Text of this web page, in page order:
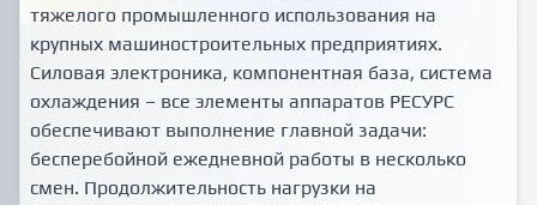
тяжелого промышленного использования на
крупных машиностроительных предприятиях.
Силовая электроника, компонентная база, система
охлаждения – все элементы аппаратов РЕСУРС
обеспечивают выполнение главной задачи:
бесперебойной ежедневной работы в несколько
смен. Продолжительность нагрузки на